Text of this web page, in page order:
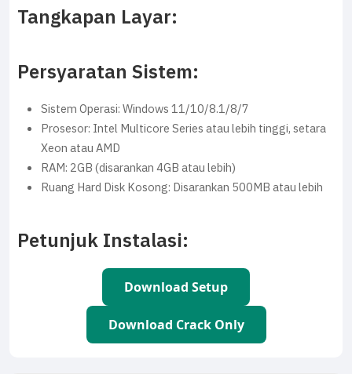
Tangkapan Layar:
Persyaratan Sistem:
Sistem Operasi: Windows 11/10/8.1/8/7
Prosesor: Intel Multicore Series atau lebih tinggi, setara
Xeon atau AMD
RAM: 2GB (disarankan 4GB atau lebih)
Ruang Hard Disk Kosong: Disarankan 500MB atau lebih
Petunjuk Instalasi:
Download Setup
Download Crack Only